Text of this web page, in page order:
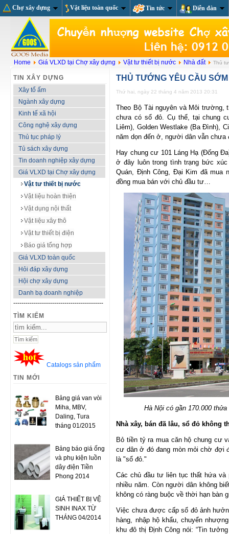
Chợ xây dựng Vật liệu toàn quốc Tin tức Diễn đàn
Home Giá VLXD tại Chợ xây dựng Vật tư thiết bị nước Nhà đất Thủ
TIN XÂY DỰNG
Xây tổ ấm
Ngành xây dựng
Kinh tế xã hội
Công nghệ xây dựng
Thủ tục pháp lý
Tủ sách xây dựng
Tin doanh nghiệp xây dựng
Giá VLXD tại Chợ xây dựng
Vật tư thiết bị nước
Vật liệu hoàn thiện
Vật dụng nội thất
Vật liệu xây thô
Vật tư thiết bị điện
Báo giá tổng hợp
Giá VLXD toàn quốc
Hỏi đáp xây dựng
Hội chợ xây dựng
Danh bạ doanh nghiệp
--------------------------------------------
TÌM KIẾM
Catalogs sản phẩm
TIN MỚI
Bảng giá van vòi
Miha, MBV,
Daling, Tura
tháng 01/2015
Bảng báo giá ống
và phụ kiện luồn
dây điện Tiền
Phong 2014
GIÁ THIẾT BỊ VỆ
SINH INAX TỪ
THÁNG 04/2014
THỦ TƯỚNG YÊU CẦU
Thứ hai, ngày 22 tháng 4 năm 2013 20:31
Theo Bộ Tài nguyên và Môi trường,
chưa có sổ đỏ. Cụ thể, tại chung
Liêm), Golden Westlake (Ba Đình),
năm dọn đến ở, người dân vẫn
Hay chung cư 101 Láng Hạ (Đống
ở đây luôn trong tình trạng bức
Quán, Định Công, Đại Kim đã mua
đồng mua bán với chủ đầu tư…
Hà Nội có gần 170.000
Nhà xây, bán đã lâu, sổ đỏ không
Bỏ tiền tỷ ra mua căn hộ chung cư
cư dân ở đó đang mòn mỏi chờ đợi
là "sổ đỏ."
Các chủ đầu tư liên tục thất hứa và
nhiều năm. Còn người dân không
không có ràng buộc về thời hạn bàn
Việc chưa được cấp sổ đỏ ảnh
hàng, nhập hộ khẩu, chuyển
khu đô thị Định Công nói: “Tin